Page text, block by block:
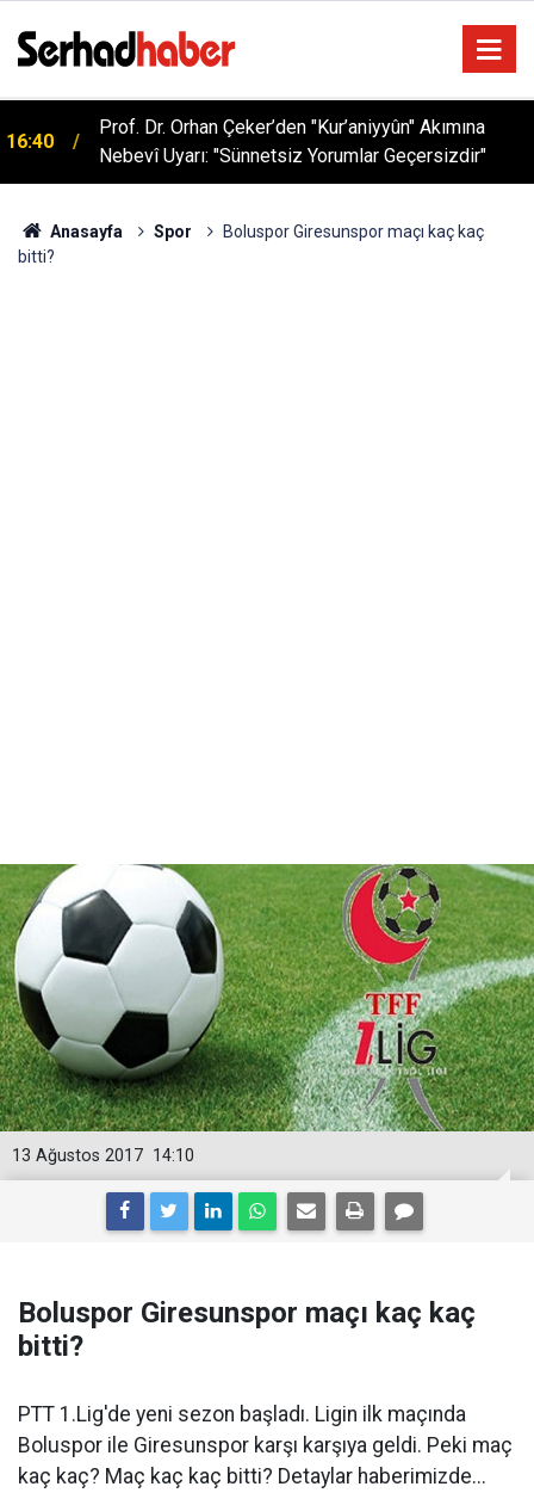
Prof. Dr. Orhan Çeker’den "Kur’aniyyûn" Akımına
Nebevî Uyarı: "Sünnetsiz Yorumlar Geçersizdir"
05:57
Sağlıklı Beslenmede Yeni Trend: Düşük Kalorili
Multi-Fiber İçecek Tozu
Anasayfa Spor
Boluspor Giresunspor maçı kaç kaç
bitti?
14:10
13 Ağustos 2017
Boluspor Giresunspor maçı kaç kaç
bitti?
PTT 1.Lig'de yeni sezon başladı. Ligin ilk maçında
Boluspor ile Giresunspor karşı karşıya geldi. Peki maç
kaç kaç? Maç kaç kaç bitti? Detaylar haberimizde...